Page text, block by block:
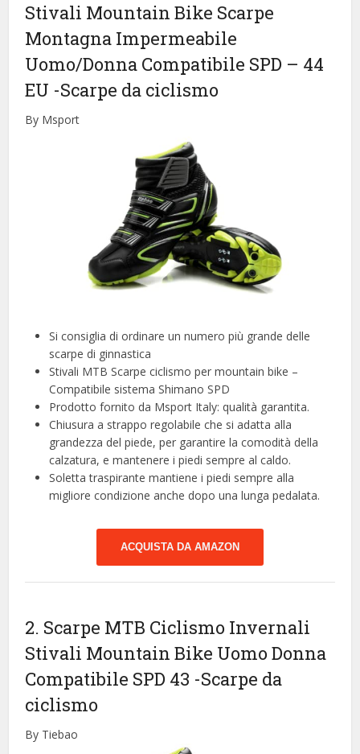
Stivali Mountain Bike Scarpe
Montagna Impermeabile
Uomo/Donna Compatibile SPD – 44
EU -Scarpe da ciclismo
By Msport
Si consiglia di ordinare un numero più grande delle
scarpe di ginnastica
Stivali MTB Scarpe ciclismo per mountain bike –
Compatibile sistema Shimano SPD
Prodotto fornito da Msport Italy: qualità garantita.
Chiusura a strappo regolabile che si adatta alla
grandezza del piede, per garantire la comodità della
calzatura, e mantenere i piedi sempre al caldo.
Soletta traspirante mantiene i piedi sempre alla
migliore condizione anche dopo una lunga pedalata.
ACQUISTA DA AMAZON
2. Scarpe MTB Ciclismo Invernali
Stivali Mountain Bike Uomo Donna
Compatibile SPD 43 -Scarpe da
ciclismo
By Tiebao